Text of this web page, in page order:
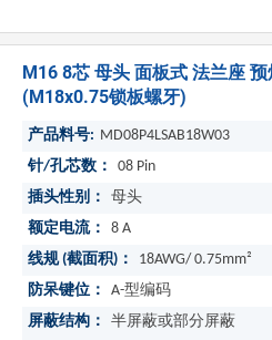
M16 8芯 母头 面板式 法兰座
(M18x0.75锁板螺牙)
产品料号: MD08P4LSAB18W03
针/孔芯数：
08 Pin
插头性别：
母头
额定电流：
8 A
线规 (截面积)：
18AWG/ 0.75mm²
防呆键位：
A-型编码
屏蔽结构：
半屏蔽或部分屏蔽